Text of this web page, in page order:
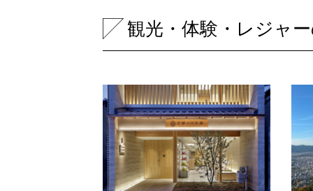
観光・体験・レジャ